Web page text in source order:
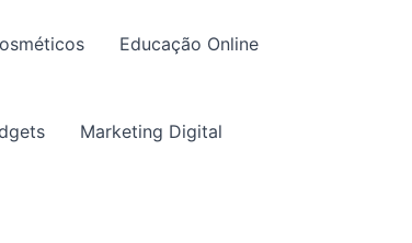
Educação Online
Marketing Digital